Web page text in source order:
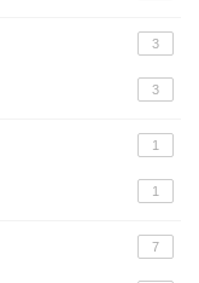
3
3
1
1
7